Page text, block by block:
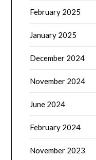
February 2025
January 2025
December 2024
November 2024
June 2024
February 2024
November 2023